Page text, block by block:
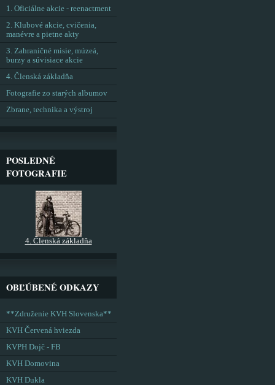
1. Oficiálne akcie - reenactment
2. Klubové akcie, cvičenia,
manévre a pietne akty
3. Zahraničné misie, múzeá,
burzy a súvisiace akcie
4. Členská základňa
Fotografie zo starých albumov
Zbrane, technika a výstroj
POSLEDNÉ
FOTOGRAFIE
4. Členská základňa
OBĽÚBENÉ ODKAZY
**Združenie KVH Slovenska**
KVH Červená hviezda
KVPH Dojč - FB
KVH Domovina
KVH Dukla